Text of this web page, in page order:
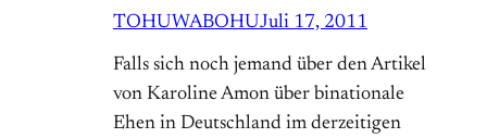
TOHUWABOHUJuli 17, 2011
Falls sich noch jemand über den Artikel
von Karoline Amon über binationale
Ehen in Deutschland im derzeitigen